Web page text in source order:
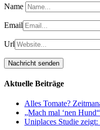
Name
Email
Url
Aktuelle Beiträge
Alles Tomate?
„Mach mal ‘nen
Uniplaces Studie